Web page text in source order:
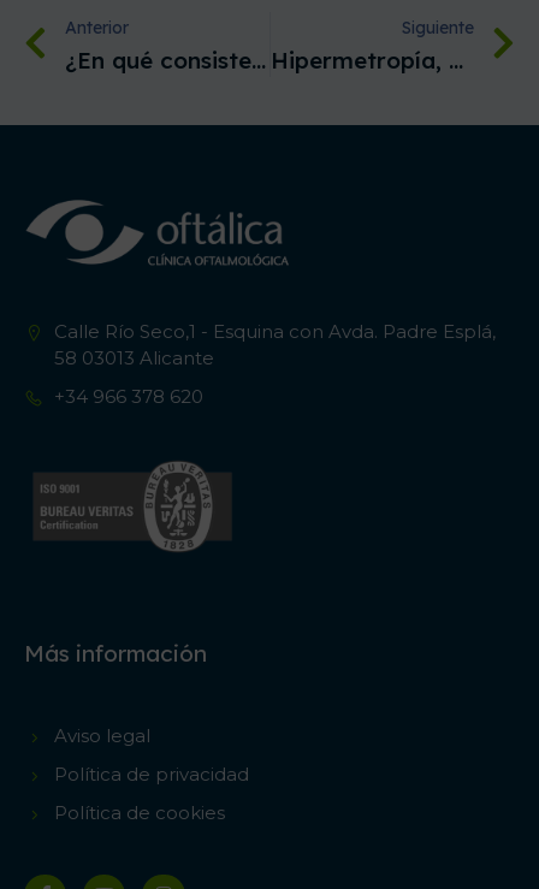
Anterior
¿En qué consiste la cirugía de blefaroplastia?
Siguiente
Hipermetropía, astigmatismo y miopía
Calle Río Seco,1 - Esquina con Avda. Padre Esplá,
58 03013 Alicante
+34 966 378 620
Más información
Aviso legal
Política de privacidad
Política de cookies